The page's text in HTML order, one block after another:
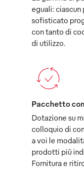
eguali:
sofisticato
con tanto di
di utilizzo.
Pacchetto
Dotazione su
colloquio di
a voi le
prodotti più
Fornitura e